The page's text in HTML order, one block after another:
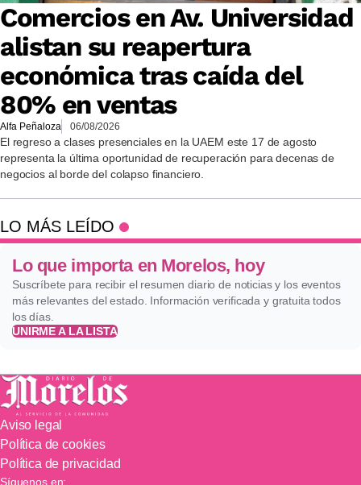
Comercios en Av. Universidad
alistan su reapertura
económica tras caída del
80% en ventas
Alfa Peñaloza 06/08/2026
El regreso a clases presenciales en la UAEM este 17 de agosto
representa la última oportunidad de recuperación para decenas de
negocios al borde del colapso financiero.
LO MÁS LEÍDO
Lo que importa en Morelos, hoy
Suscríbete para recibir el resumen diario de noticias y los eventos
más relevantes del estado. Información verificada y gratuita todos
los días.
UNIRME A LA LISTA
Aviso legal
Política de cookies
Política de privacidad
Síguenos en: